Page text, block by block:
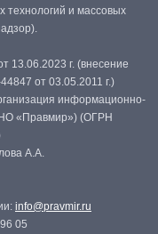
технологий и массовых
13.06.2023 г. (внесение
от 03.05.2011 г.)
информационно-
«Правмир») (ОГРН
А.А.
info@pravmir.ru
05